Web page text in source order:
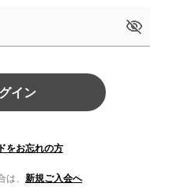
イン
をお忘れの方
、 新規ご入会へ